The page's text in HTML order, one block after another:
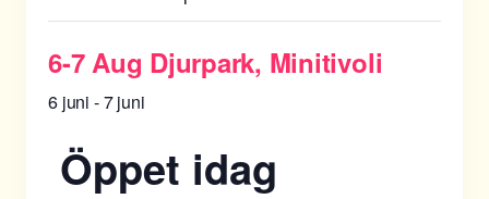
6-7 Aug Djurpark, Minitivoli
6 juni -7 juni
Öppet idag